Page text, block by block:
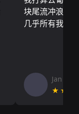
块尾流冲浪板
几乎所有我需
Jan V